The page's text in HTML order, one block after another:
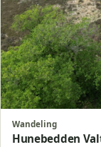
Wandeling
Hunebedden